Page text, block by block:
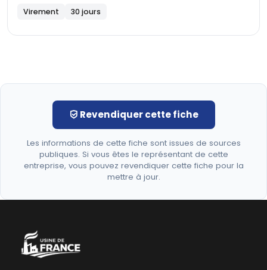
Virement 30 jours
Revendiquer cette fiche
Les informations de cette fiche sont issues de sources
publiques. Si vous êtes le représentant de cette
entreprise, vous pouvez revendiquer cette fiche pour la
mettre à jour.